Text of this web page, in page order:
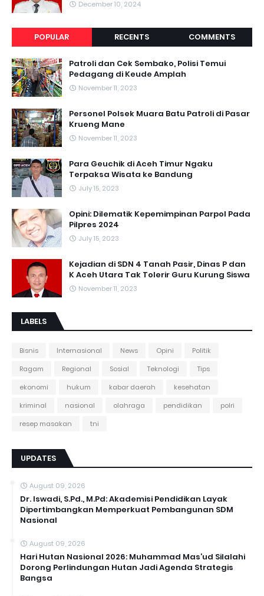
December 10, 2024
POPULAR RECENTS COMMENTS
Patroli dan Cek Sembako, Polisi Temui
Pedagang di Keude Amplah
November 11, 2023
Personel Polsek Muara Batu Patroli di Pasar
Krueng Mane
November 11, 2023
Para Geuchik di Aceh Timur Ngaku
Terpaksa Wisata ke Bandung
July 15, 2023
Opini: Dilematik Kepemimpinan Parpol Pada
Pilpres 2024
July 15, 2023
Kejadian di SDN 4 Tanah Pasir, Dinas P dan
K Aceh Utara Tak Tolerir Guru Kurung Siswa
November 11, 2023
LABELS
Bisnis Internasional News Opini
Politik
Ragam
Regional Sosial Teknologi
Tips
ekonomi
hukum kabar daerah
kesehatan
kriminal
nasional olahraga pendidikan
polri
resep masakan
tni
UPDATES
August 09, 2026
Dr. Iswadi, S.Pd., M.Pd: Akademisi Pendidikan Layak
Dipertimbangkan Memperkuat Pembangunan SDM
Nasional
August 09, 2026
Hari Hutan Nasional 2026: Muhammad Mas’ud Silalahi
Dorong Perlindungan Hutan Jadi Agenda Strategis
Bangsa